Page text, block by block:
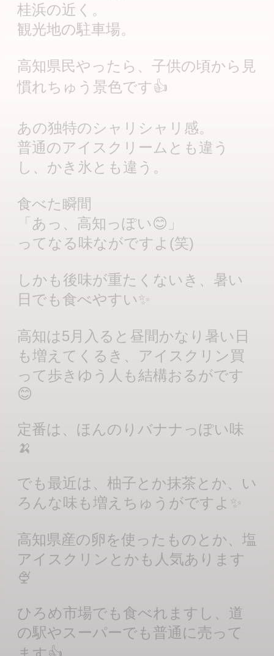
桂浜の近く。
観光地の駐車場。
高知県民やったら、子供の頃から見
慣れちゅう景色です👍
あの独特のシャリシャリ感。
普通のアイスクリームとも違う
し、かき氷とも違う。
食べた瞬間
「あっ、高知っぽい😊」
ってなる味ながですよ(笑)
しかも後味が重たくないき、暑い
日でも食べやすい✨
高知は5月入ると昼間かなり暑い日
も増えてくるき、アイスクリン買
って歩きゆう人も結構おるがです
😊
定番は、ほんのりバナナっぽい味
🍌
でも最近は、柚子とか抹茶とか、い
ろんな味も増えちゅうがですよ✨
高知県産の卵を使ったものとか、塩
アイスクリンとかも人気あります
🍨
ひろめ市場でも食べれますし、道
の駅やスーパーでも普通に売って